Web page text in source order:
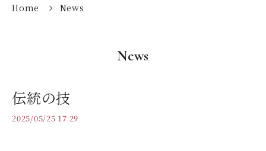
Home News
News
伝統の技
2025/05/25 17:29